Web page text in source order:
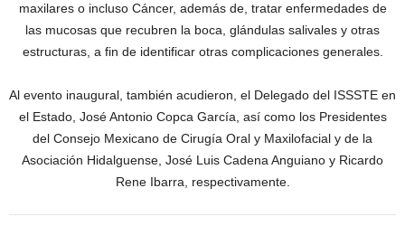
maxilares o incluso Cáncer, además de, tratar enfermedades de
las mucosas que recubren la boca, glándulas salivales y otras
estructuras, a fin de identificar otras complicaciones generales.
Al evento inaugural, también acudieron, el Delegado del ISSSTE en
el Estado, José Antonio Copca García, así como los Presidentes
del Consejo Mexicano de Cirugía Oral y Maxilofacial y de la
Asociación Hidalguense, José Luis Cadena Anguiano y Ricardo
Rene Ibarra, respectivamente.